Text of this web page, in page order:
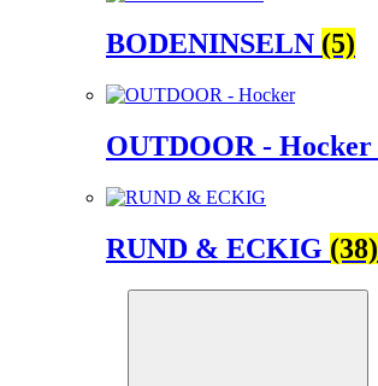
BODENINSELN (5)
OUTDOOR - Hocker
RUND & ECKIG (38)